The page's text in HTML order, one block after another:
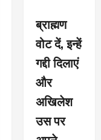
ब्राह्मण
वोट दें, इन्हें
गद्दी दिलाएं
और
अखिलेश
उस पर